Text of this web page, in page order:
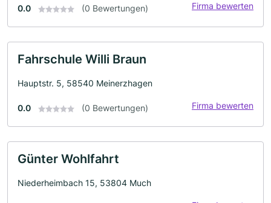
0.0 (0 Bewertungen) Firma bewerten
Fahrschule Willi Braun
Hauptstr. 5, 58540 Meinerzhagen
0.0 (0 Bewertungen) Firma bewerten
Günter Wohlfahrt
Niederheimbach 15, 53804 Much